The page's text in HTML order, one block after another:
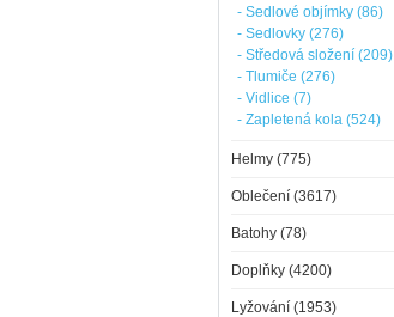
- Sedlové objímky (86)
- Sedlovky (276)
- Středová složení (209)
- Tlumiče (276)
- Vidlice (7)
- Zapletená kola (524)
Helmy (775)
Oblečení (3617)
Batohy (78)
Doplňky (4200)
Lyžování (1953)